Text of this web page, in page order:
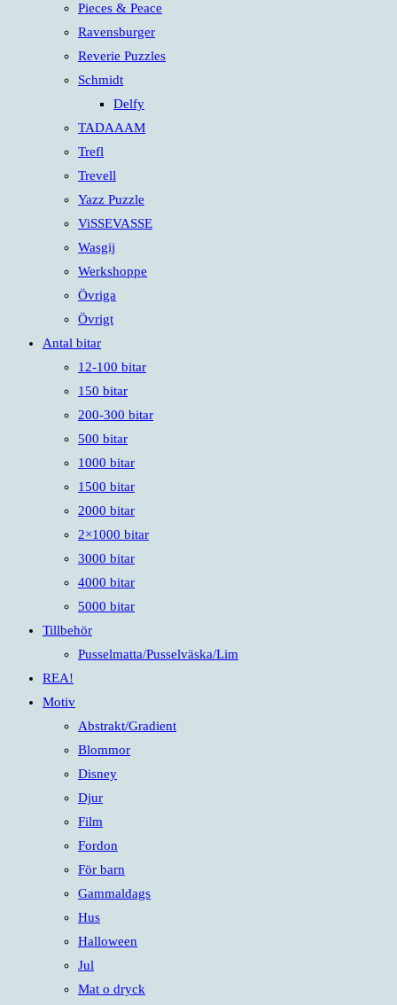
Pieces & Peace
Ravensburger
Reverie Puzzles
Schmidt
Delfy
TADAAAM
Trefl
Trevell
Yazz Puzzle
ViSSEVASSE
Wasgij
Werkshoppe
Övriga
Övrigt
Antal bitar
12-100 bitar
150 bitar
200-300 bitar
500 bitar
1000 bitar
1500 bitar
2000 bitar
2×1000 bitar
3000 bitar
4000 bitar
5000 bitar
Tillbehör
Pusselmatta/Pusselväska/Lim
REA!
Motiv
Abstrakt/Gradient
Blommor
Disney
Djur
Film
Fordon
För barn
Gammaldags
Hus
Halloween
Jul
Mat o dryck